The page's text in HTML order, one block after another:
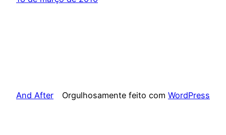
And After Orgulhosamente feito com WordPress